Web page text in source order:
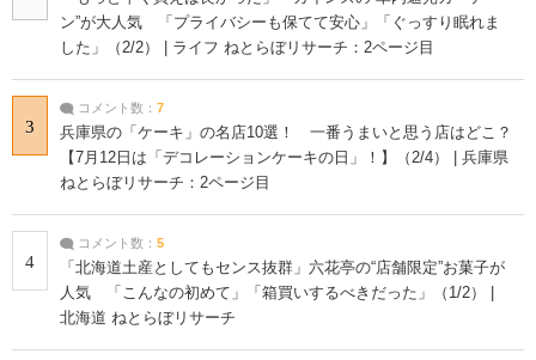
ン”が大人気 「プライバシーも保てて安心」「ぐっすり眠れま
した」（2/2） | ライフ ねとらぼリサーチ：2ページ目
3
コメント数： 7
兵庫県の「ケーキ」の名店10選！ 一番うまいと思う店はどこ？
【7月12日は「デコレーションケーキの日」！】（2/4） | 兵庫県
ねとらぼリサーチ：2ページ目
4
コメント数： 5
「北海道土産としてもセンス抜群」六花亭の“店舗限定”お菓子が
人気 「こんなの初めて」「箱買いするべきだった」（1/2） |
北海道 ねとらぼリサーチ